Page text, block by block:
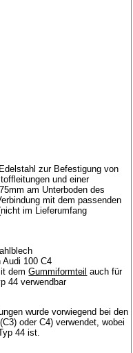
zur Befestigung von
und einer
am Unterboden des
mit dem passenden
im Lieferumfang
Audi 100 C4
demGummiformteil auch für
44 verwendbar
wurde vorwiegend bei den
oder C4) verwendet, wobei
44 ist.